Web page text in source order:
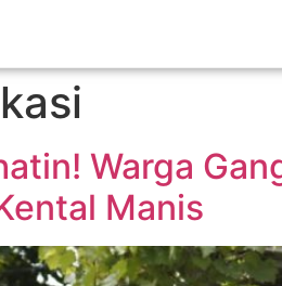
Warga
Manis